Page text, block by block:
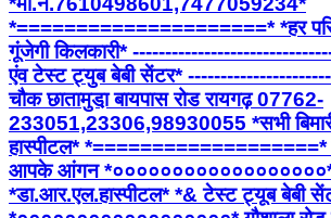
*=====================* *हर
गूंजेगी किलकारी*
एंव टेस्ट ट्युब बेबी सेंटर*
चौक छातामुडा़ बायपास रोड रायगढ़ 07762-
233051,23306,98930055 *सभी
हास्पीटल*
आपके आंगन
*डा.आर.एल.हास्पीटल* *& टेस्ट ट्यूब बेबी